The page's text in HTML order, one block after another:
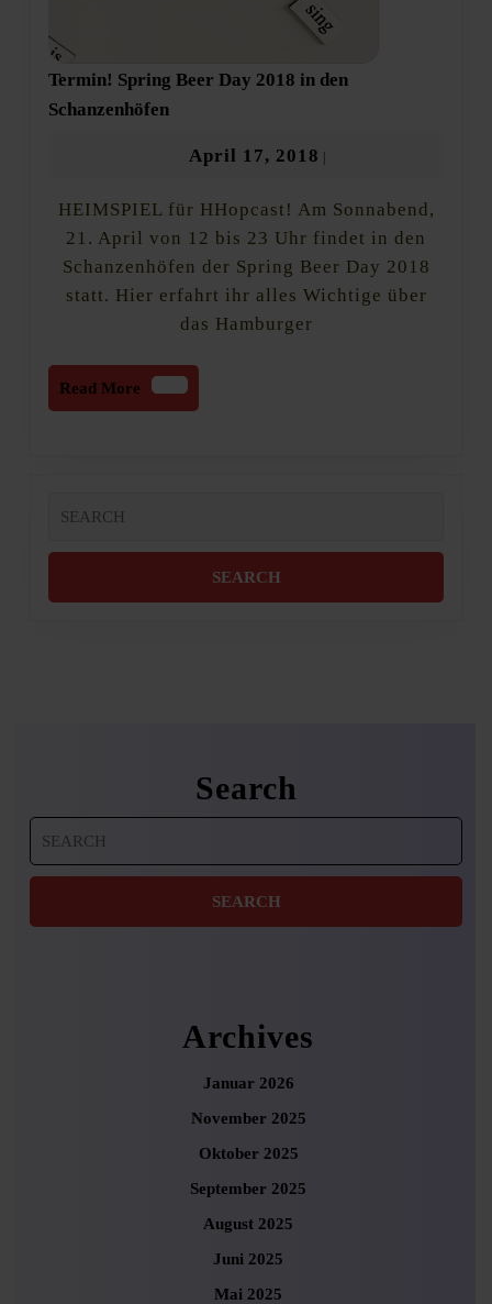
Termin! Spring Beer Day 2018 in den
Schanzenhöfen
Beer
Day
in
den
Schanzenhöfen
April 17, 2018 April
2018
HEIMSPIEL für HHopcast! Am Sonnabend,
21. April von 12 bis 23 Uhr findet in den
Schanzenhöfen der Spring Beer Day 2018
statt. Hier erfahrt ihr alles Wichtige über
das Hamburger
Read More
Read
More
for:
Search
for:
Archives
Januar 2026
November 2025
Oktober 2025
September 2025
August 2025
Juni 2025
Mai 2025